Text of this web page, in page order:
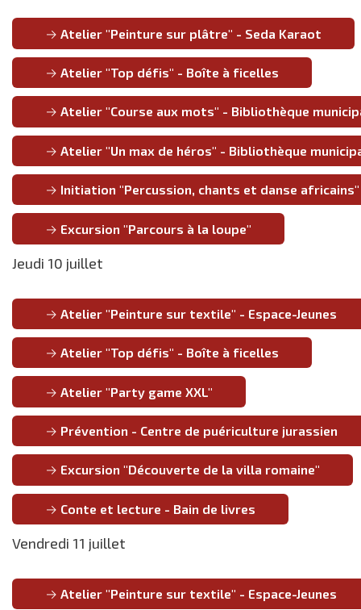
Atelier "Peinture sur plâtre" - Seda Karaot
Atelier "Top défis" - Boîte à ficelles
Atelier "Course aux mots" - Bibliothèque
Atelier "Un max de héros" - Bibliothèque
Initiation "Percussion, chants et danse
Excursion "Parcours à la loupe"
Jeudi 10 juillet
Atelier "Peinture sur textile" - Espace-Jeunes
Atelier "Top défis" - Boîte à ficelles
Atelier "Party game XXL"
Prévention - Centre de puériculture jurassien
Excursion "Découverte de la villa romaine"
Conte et lecture - Bain de livres
Vendredi 11 juillet
Atelier "Peinture sur textile" - Espace-Jeunes